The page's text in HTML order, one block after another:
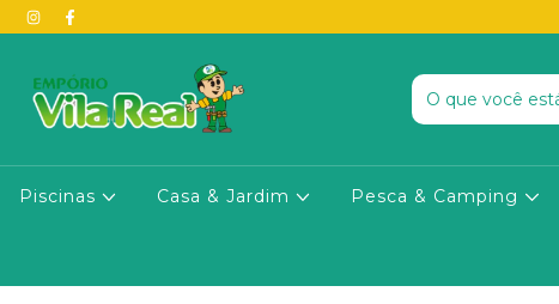
Piscinas Casa & Jardim Pesca & Camping